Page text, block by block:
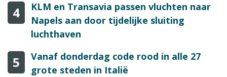
4
KLM en Transavia passen vluchten naar
Napels aan door tijdelijke sluiting
luchthaven
5
Vanaf donderdag code rood in alle 27
grote steden in Italië